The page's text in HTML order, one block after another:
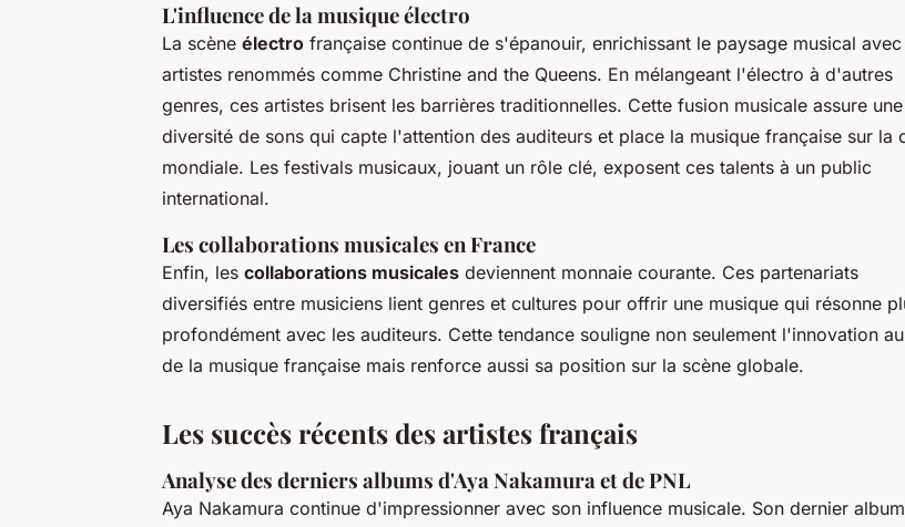
L'influence de la musique électro
La scène électro française continue de s'épanouir, enrichissant le paysage musical
artistes renommés comme Christine and the Queens. En mélangeant l'électro à d'autres
genres, ces artistes brisent les barrières traditionnelles. Cette fusion musicale assure une
diversité de sons qui capte l'attention des auditeurs et place la musique française sur la
mondiale. Les festivals musicaux, jouant un rôle clé, exposent ces talents à un public
international.
Les collaborations musicales en France
Enfin, les collaborations musicales deviennent monnaie courante. Ces partenariats
diversifiés entre musiciens lient genres et cultures pour offrir une musique qui résonne
profondément avec les auditeurs. Cette tendance souligne non seulement l'innovation
de la musique française mais renforce aussi sa position sur la scène globale.
Les succès récents des artistes français
Analyse des derniers albums d'Aya Nakamura et de PNL
Aya Nakamura continue d'impressionner avec son influence musicale. Son dernier